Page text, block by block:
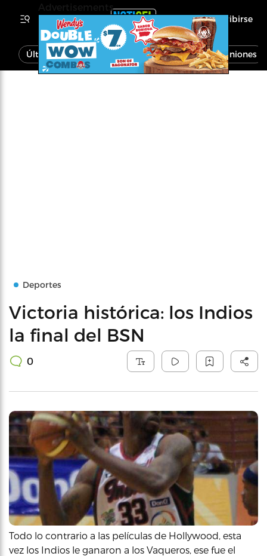
Inscribirse
Última Hora Noticias Economía Opiniones
Deportes
Victoria histórica: los Indios
la final del BSN
0
Todo lo contrario a las películas de Hollywood, esta
vez los Indios le ganaron a los Vaqueros, ese fue el
Advertisements